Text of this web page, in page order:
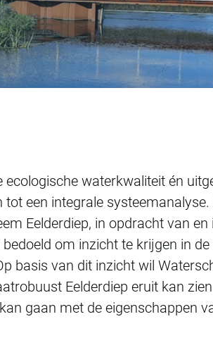
naar
waterkwaliteit én
een integrale systeemanalyse.
Eelderdiep, in opdracht van en
om inzicht te krijgen in
basis van dit inzicht wil
Eelderdiep eruit kan
gaan met de eigenschappen